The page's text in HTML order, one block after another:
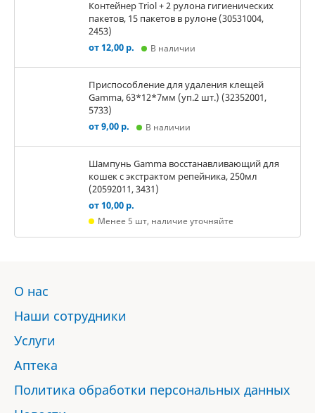
Контейнер Triol + 2 рулона гигиенических
пакетов, 15 пакетов в рулоне (30531004,
2453)
от 12,00 р.
В наличии
Приспособление для удаления клещей
Gamma, 63*12*7мм (уп.2 шт.) (32352001,
5733)
от 9,00 р.
В наличии
Шампунь Gamma восстанавливающий для
кошек с экстрактом репейника, 250мл
(20592011, 3431)
от 10,00 р.
Менее 5 шт, наличие уточняйте
О нас
Наши сотрудники
Услуги
Аптека
Политика обработки персональных данных